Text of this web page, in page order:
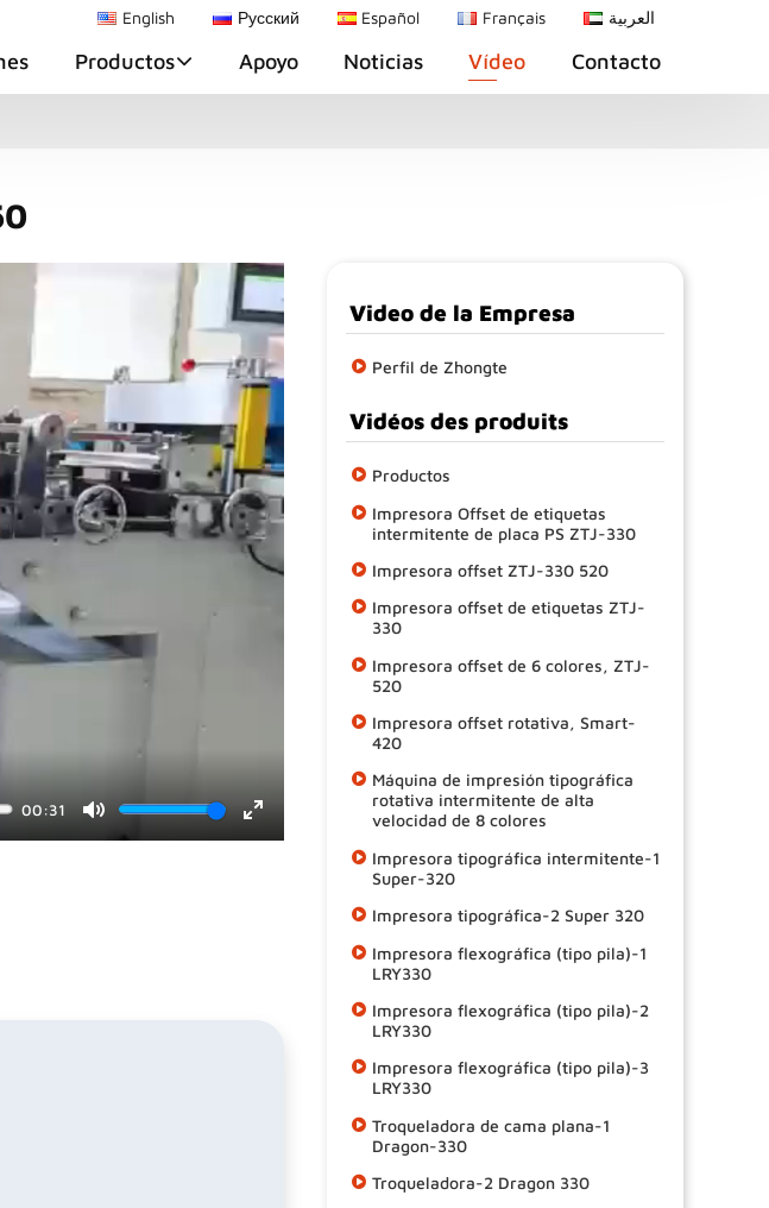
English Русский Español Français العربية
Productos Apoyo Noticias Vídeo Contacto
00:31
Mute
Video de la Empresa
Perfil de Zhongte
Vidéos des produits
Productos
Impresora Offset de etiquetas
intermitente de placa PS ZTJ-330
Impresora offset ZTJ-330 520
Impresora offset de etiquetas ZTJ-
330
Impresora offset de 6 colores, ZTJ-
520
Impresora offset rotativa, Smart-
420
Máquina de impresión tipográfica
rotativa intermitente de alta
velocidad de 8 colores
Impresora tipográfica intermitente-1
Super-320
Impresora tipográfica-2 Super 320
Impresora flexográfica (tipo pila)-1
LRY330
Impresora flexográfica (tipo pila)-2
LRY330
Impresora flexográfica (tipo pila)-3
LRY330
Troqueladora de cama plana-1
Dragon-330
Troqueladora-2 Dragon 330